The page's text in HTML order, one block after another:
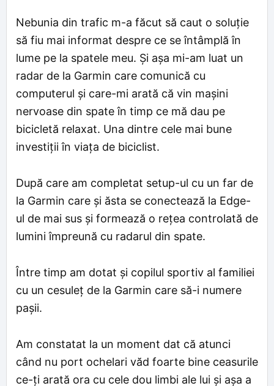
Nebunia din trafic m-a făcut să caut o soluție
să fiu mai informat despre ce se întâmplă în
lume pe la spatele meu. Și așa mi-am luat un
radar de la Garmin care comunică cu
computerul și care-mi arată că vin mașini
nervoase din spate în timp ce mă dau pe
bicicletă relaxat. Una dintre cele mai bune
investiții în viața de biciclist.
După care am completat setup-ul cu un far de
la Garmin care și ăsta se conectează la Edge-
ul de mai sus și formează o rețea controlată de
lumini împreună cu radarul din spate.
Între timp am dotat și copilul sportiv al familiei
cu un cesuleț de la Garmin care să-i numere
pașii.
Am constatat la un moment dat că atunci
când nu port ochelari văd foarte bine ceasurile
ce-ți arată ora cu cele dou limbi ale lui și așa a